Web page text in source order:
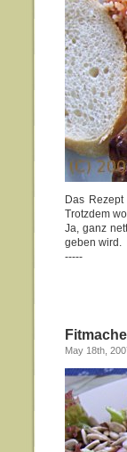
Das
Trotzdem
Ja, ganz
geben wird.
-----
May 18th,